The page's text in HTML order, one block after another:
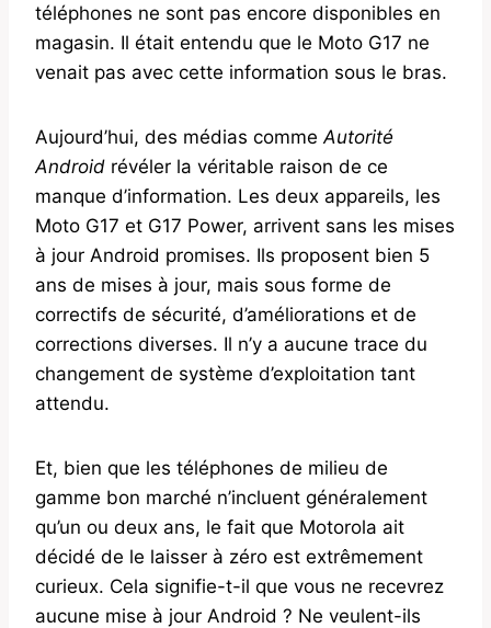
téléphones ne sont pas encore disponibles en
magasin. Il était entendu que le Moto G17 ne
venait pas avec cette information sous le bras.
Aujourd’hui, des médias comme Autorité
Android révéler la véritable raison de ce
manque d’information. Les deux appareils, les
Moto G17 et G17 Power, arrivent sans les mises
à jour Android promises. Ils proposent bien 5
ans de mises à jour, mais sous forme de
correctifs de sécurité, d’améliorations et de
corrections diverses. Il n’y a aucune trace du
changement de système d’exploitation tant
attendu.
Et, bien que les téléphones de milieu de
gamme bon marché n’incluent généralement
qu’un ou deux ans, le fait que Motorola ait
décidé de le laisser à zéro est extrêmement
curieux. Cela signifie-t-il que vous ne recevrez
aucune mise à jour Android ? Ne veulent-ils